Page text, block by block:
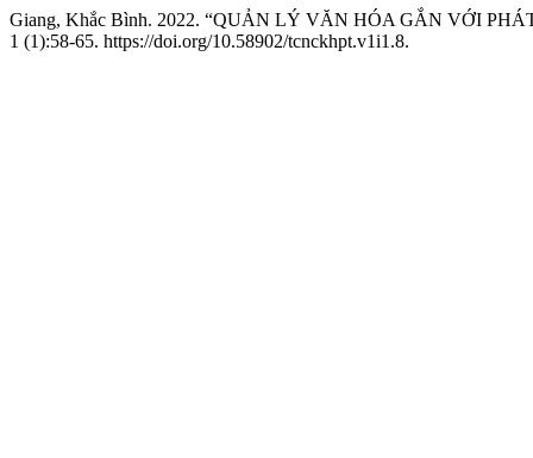
Giang, Khắc Bình. 2022. “QUẢN LÝ VĂN HÓA GẮN VỚI
1 (1):58-65. https://doi.org/10.58902/tcnckhpt.v1i1.8.